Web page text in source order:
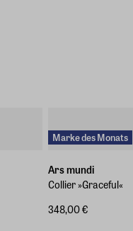
Marke des Monats
Ars mundi
Collier »Graceful«
348,00 €